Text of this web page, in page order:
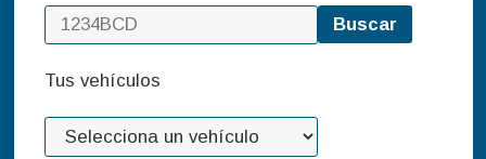
Buscar
Tus vehículos